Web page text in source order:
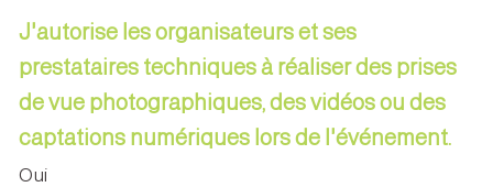
J'autorise les organisateurs et ses
prestataires techniques à réaliser des prises
de vue photographiques, des vidéos ou des
captations numériques lors de l'événement.
Oui